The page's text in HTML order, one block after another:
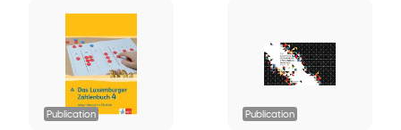
Publication Publication